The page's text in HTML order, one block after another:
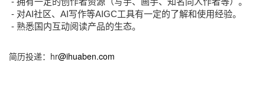
- 对AI社区、AI写作等AIGC工具有一定的了解和使用经验。
- 熟悉国内互动阅读产品的生态。
简历投递：hr@ihuaben.com